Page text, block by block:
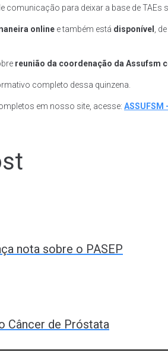
comunicação para deixar a base de TAEs
online e também está disponível , de
reunião da coordenação da Assufsm
completo dessa quinzena.
em nosso site, acesse:
nota sobre o PASEP
Câncer de Próstata